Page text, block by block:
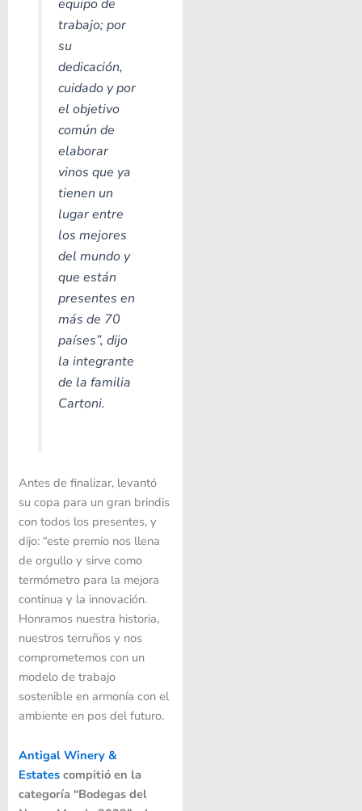
equipo de
trabajo; por
su
dedicación,
cuidado y por
el objetivo
común de
elaborar
vinos que ya
tienen un
lugar entre
los mejores
del mundo y
que están
presentes en
más de 70
países”, dijo
la integrante
de la familia
Cartoni.
Antes de finalizar, levantó
su copa para un gran brindis
con todos los presentes, y
dijo: “este premio nos llena
de orgullo y sirve como
termómetro para la mejora
continua y la innovación.
Honramos nuestra historia,
nuestros terruños y nos
comprometemos con un
modelo de trabajo
sostenible en armonía con el
ambiente en pos del futuro.
Antigal Winery &
Estatescompitió en la
categoría “Bodegas del